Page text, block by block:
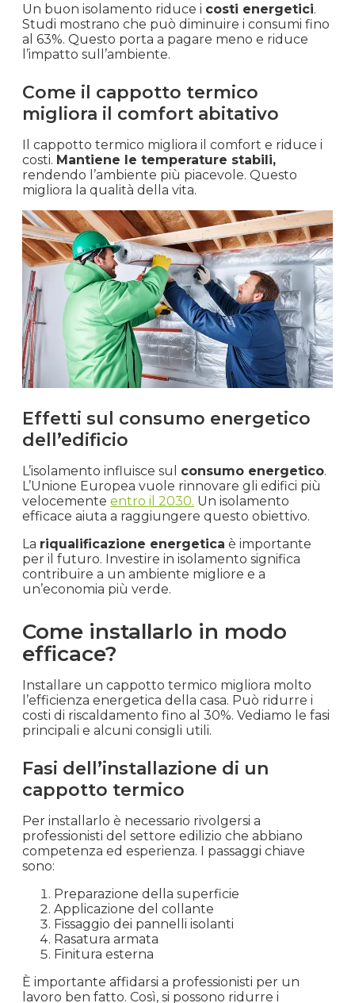
Un buon isolamento riduce i costi energetici.
Studi mostrano che può diminuire i consumi fino
al 63%. Questo porta a pagare meno e riduce
l’impatto sull’ambiente.
Come il cappotto termico
migliora il comfort abitativo
Il cappotto termico migliora il comfort e riduce i
costi. Mantiene le temperature stabili,
rendendo l’ambiente più piacevole. Questo
migliora la qualità della vita.
Effetti sul consumo energetico
dell’edificio
L’isolamento influisce sul consumo energetico.
L’Unione Europea vuole rinnovare gli edifici più
velocemente entro il 2030. Un isolamento
efficace aiuta a raggiungere questo obiettivo.
La riqualificazione energetica è importante
per il futuro. Investire in isolamento significa
contribuire a un ambiente migliore e a
un’economia più verde.
Come installarlo in modo
efficace?
Installare un cappotto termico migliora molto
l’efficienza energetica della casa. Può ridurre i
costi di riscaldamento fino al 30%. Vediamo le fasi
principali e alcuni consigli utili.
Fasi dell’installazione di un
cappotto termico
Per installarlo è necessario rivolgersi a
professionisti del settore edilizio che abbiano
competenza ed esperienza. I passaggi chiave
sono:
Preparazione della superficie
Applicazione del collante
Fissaggio dei pannelli isolanti
Rasatura armata
Finitura esterna
È importante affidarsi a professionisti per un
lavoro ben fatto. Così, si possono ridurre i